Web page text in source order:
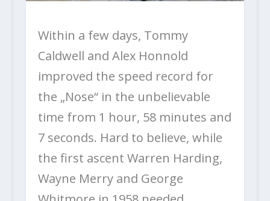
Within a few days, Tommy
Caldwell and Alex Honnold
improved the speed record for
the „Nose“ in the unbelievable
time from 1 hour, 58 minutes and
7 seconds. Hard to believe, while
the first ascent Warren Harding,
Wayne Merry and George